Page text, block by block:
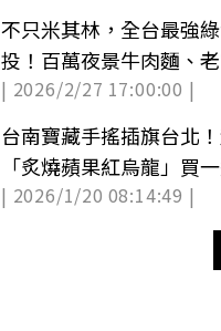
不只米其林，全台最強
投！百萬夜景牛肉麵、
級名單全收錄
| 2026/2/27 17:00:00 |
台南寶藏手搖插旗台北
「炙燒蘋果紅烏龍」買
茶飲、菜單一覽
| 2026/1/20 08:14:49 |